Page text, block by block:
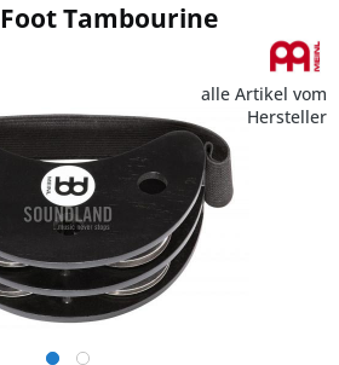
Foot Tambourine
alle Artikel vom
Hersteller